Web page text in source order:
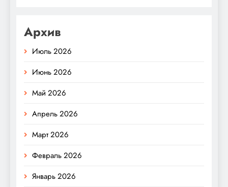
Архив
Июль 2026
Июнь 2026
Май 2026
Апрель 2026
Март 2026
Февраль 2026
Январь 2026